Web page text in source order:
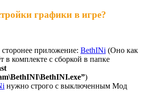
графики в игре?
сторонее приложение: BethINi (Оно как
в комплекте с сборкой в папке
)
нужно строго с выключенным Мод